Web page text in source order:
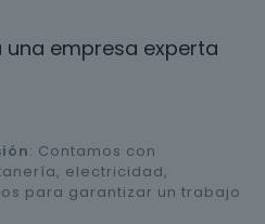
empresa experta
: Contamos con
electricidad,
para garantizar un trabajo